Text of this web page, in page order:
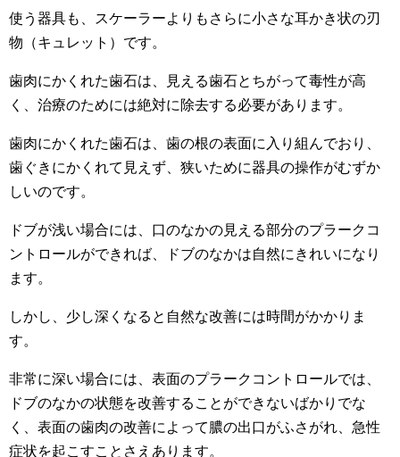
使う器具も、スケーラーよりもさらに小さな耳かき状の刃
物（キュレット）です。
歯肉にかくれた歯石は、見える歯石とちがって毒性が高
く、治療のためには絶対に除去する必要があります。
歯肉にかくれた歯石は、歯の根の表面に入り組んでおり、
歯ぐきにかくれて見えず、狭いために器具の操作がむずか
しいのです。
ドブが浅い場合には、口のなかの見える部分のプラークコ
ントロールができれば、ドブのなかは自然にきれいになり
ます。
しかし、少し深くなると自然な改善には時間がかかりま
す。
非常に深い場合には、表面のプラークコントロールでは、
ドブのなかの状態を改善することができないばかりでな
く、表面の歯肉の改善によって膿の出口がふさがれ、急性
症状を起こすことさえあります。